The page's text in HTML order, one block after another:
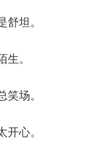
坦。
。
场。
心。